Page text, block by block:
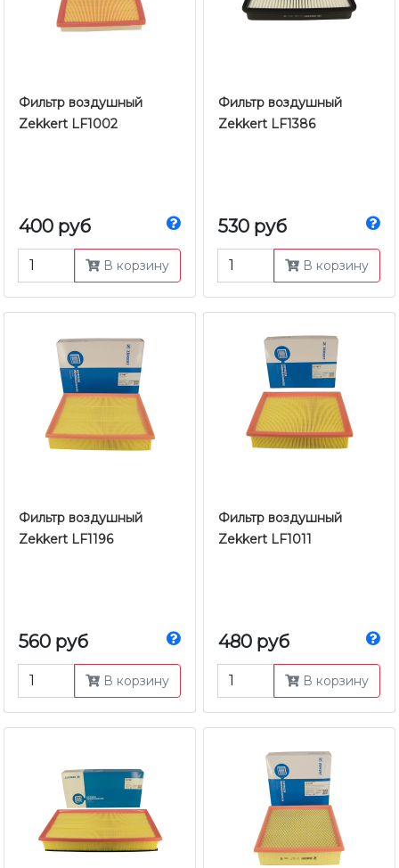
Фильтр воздушный
Zekkert LF1002
400 руб
В корзину
Фильтр воздушный
Zekkert LF1386
530 руб
В корзину
Фильтр воздушный
Zekkert LF1196
560 руб
В корзину
Фильтр воздушный
Zekkert LF1011
480 руб
В корзину